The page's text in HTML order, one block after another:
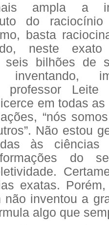
ampla a
do
basta
neste
seis bilhões de
inventando,
professor Leite
em todas
“nós
Não estou
às ciências
do
exatas. Porém,
não inventou a
algo que